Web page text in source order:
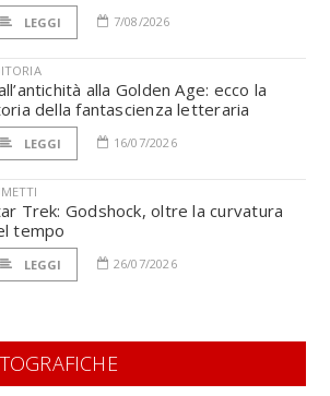
LEGGI 7/08/2026
alla Golden Age: ecco la
della fantascienza letteraria
LEGGI 16/07/2026
Trek: Godshock, oltre la curvatura
tempo
LEGGI 26/07/2026